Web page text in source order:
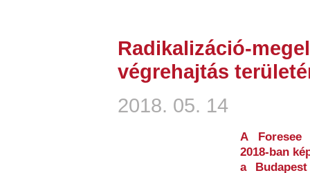
Radikalizáció-
végrehajtás
2018. 05. 14
A Foresee
2018-ban
a